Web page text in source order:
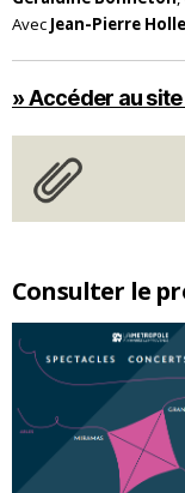
Consulter le
Avec Jean-Pierre
» Accéder au